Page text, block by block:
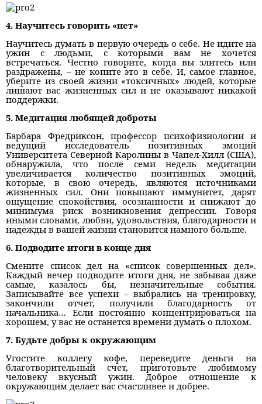
4. Научитесь говорить «нет»
Научитесь думать в первую очередь о себе. Не идите на
ужин с людьми, с которыми вам не хочется
встречаться. Честно говорите, когда вы злитесь или
раздражены, – не копите это в себе. И, самое главное,
уберите из своей жизни «токсичных» людей, которые
лишают вас жизненных сил и не оказывают никакой
поддержки.
5. Медитация любящей доброты
Барбара Фредриксон, профессор психофизиологии и
ведущий исследователь позитивных эмоций
Университета Северной Каролины в Чапел-Хилл (США),
обнаружила, что после семи недель медитации
увеличивается количество позитивных эмоций,
которые, в свою очередь, являются источниками
жизненных сил. Они повышают иммунитет, дарят
ощущение спокойствия, осознанности и снижают до
минимума риск возникновения депрессии. Говоря
иными словами, любви, удовольствия, благодарности и
надежды в вашей жизни становится намного больше.
6. Подводите итоги в конце дня
Смените список дел на «список совершенных дел».
Каждый вечер подводите итоги дня, не забывая даже
самые, казалось бы, незначительные события.
Записывайте все успехи – выбрались на тренировку,
закончили отчет, получили благодарность от
начальника… Если постоянно концентрироваться на
хорошем, у вас не останется времени думать о плохом.
7. Будьте добры к окружающим
Угостите коллегу кофе, переведите деньги на
благотворительный счет, приготовьте любимому
человеку вкусный ужин. Доброе отношение к
окружающим делает вас счастливее и добрее.